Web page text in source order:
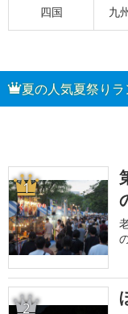
四国 九
夏の人気夏祭り
1
2